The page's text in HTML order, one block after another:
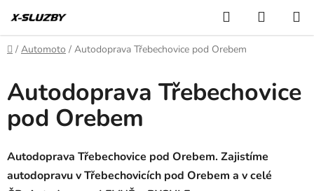
na
obsah
Hledat
KOŠÍK
Domů
/ Automoto / Autodoprava Třebechovice pod Orebem
Autodoprava Třebechovice
pod Orebem
Autodoprava Třebechovice pod Orebem. Zajistíme
autodopravu v Třebechovicích pod Orebem a v celé